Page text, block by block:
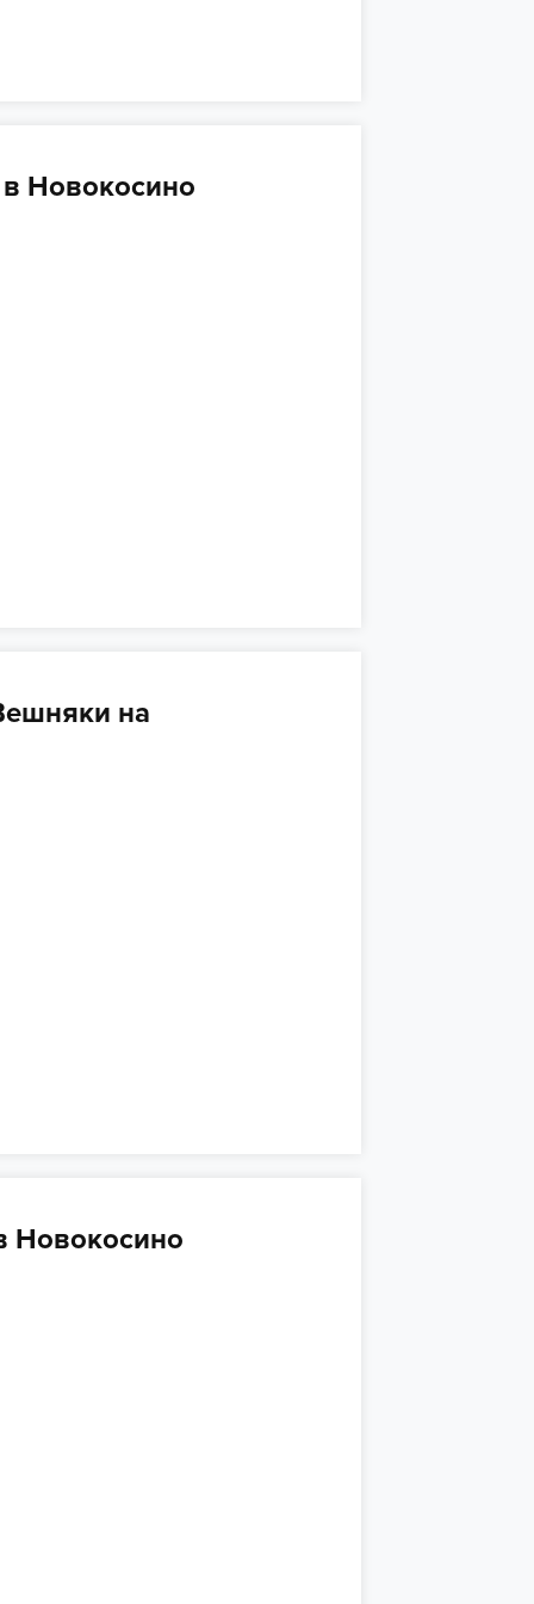
Новокосино
на
Новокосино